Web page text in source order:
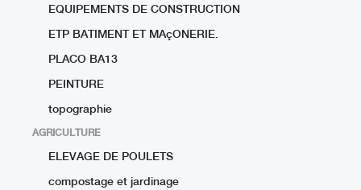
EQUIPEMENTS DE CONSTRUCTION
ETP BATIMENT ET MAçONERIE.
PLACO BA13
PEINTURE
topographie
AGRICULTURE
ELEVAGE DE POULETS
compostage et jardinage